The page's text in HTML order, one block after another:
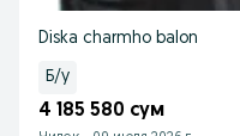
Diska charmho balon
Б/у
4 185 580 сум